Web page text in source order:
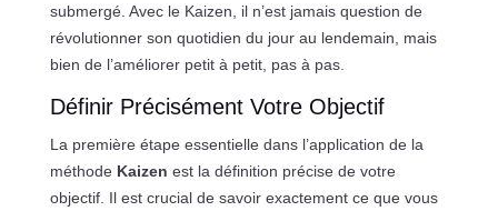
submergé. Avec le Kaizen, il n’est jamais question de
révolutionner son quotidien du jour au lendemain, mais
bien de l’améliorer petit à petit, pas à pas.
Définir Précisément Votre Objectif
La première étape essentielle dans l’application de la
méthode Kaizen est la définition précise de votre
objectif. Il est crucial de savoir exactement ce que vous